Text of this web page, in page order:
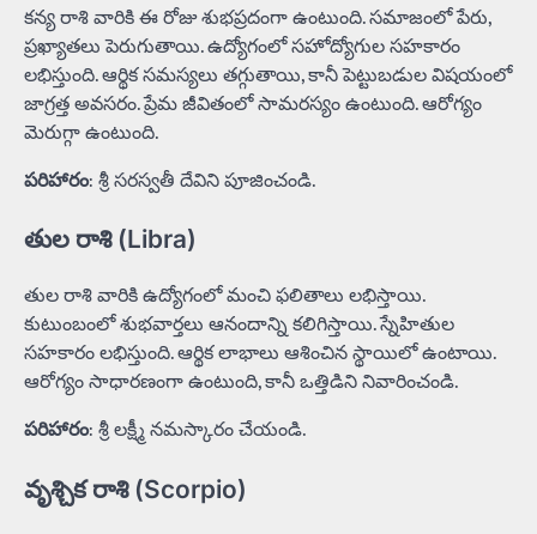
కన్య రాశి వారికి ఈ రోజు శుభప్రదంగా ఉంటుంది. సమాజంలో పేరు,
ప్రఖ్యాతలు పెరుగుతాయి. ఉద్యోగంలో సహోద్యోగుల సహకారం
లభిస్తుంది. ఆర్థిక సమస్యలు తగ్గుతాయి, కానీ పెట్టుబడుల విషయంలో
జాగ్రత్త అవసరం. ప్రేమ జీవితంలో సామరస్యం ఉంటుంది. ఆరోగ్యం
మెరుగ్గా ఉంటుంది.
పరిహారం: శ్రీ సరస్వతీ దేవిని పూజించండి.
తుల రాశి (Libra)
తుల రాశి వారికి ఉద్యోగంలో మంచి ఫలితాలు లభిస్తాయి.
కుటుంబంలో శుభవార్తలు ఆనందాన్ని కలిగిస్తాయి. స్నేహితుల
సహకారం లభిస్తుంది. ఆర్థిక లాభాలు ఆశించిన స్థాయిలో ఉంటాయి.
ఆరోగ్యం సాధారణంగా ఉంటుంది, కానీ ఒత్తిడిని నివారించండి.
పరిహారం: శ్రీ లక్ష్మీ నమస్కారం చేయండి.
వృశ్చిక రాశి (Scorpio)